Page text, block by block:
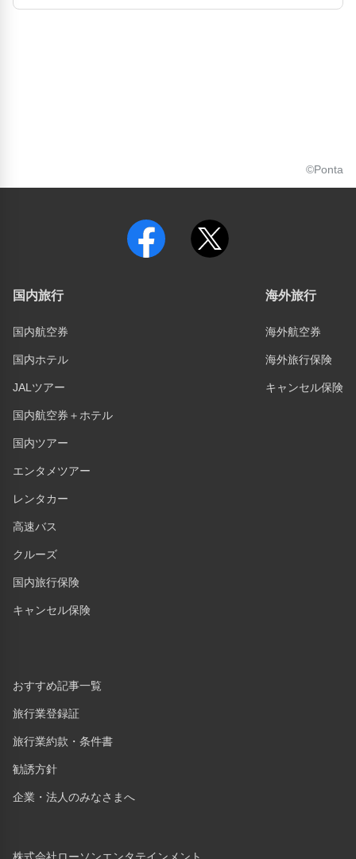
©Ponta
国内旅行
国内航空券
国内ホテル
JALツアー
国内航空券＋ホテル
国内ツアー
エンタメツアー
レンタカー
高速バス
クルーズ
国内旅行保険
キャンセル保険
おすすめ記事一覧
旅行業登録証
旅行業約款・条件書
勧誘方針
企業・法人のみなさまへ
海外旅行
海外航空券
海外旅行保険
キャンセル保険